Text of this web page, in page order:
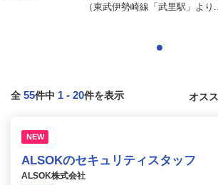
（東武伊勢崎線「武里駅」より...
全 55件中 1 - 20件を表示
NEW
ALSOKのセキュリティスタッフ
ALSOK株式会社